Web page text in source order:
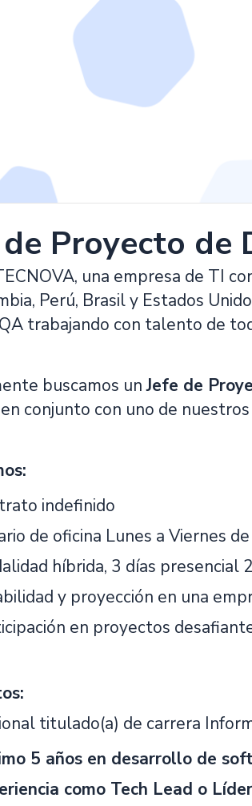
Proyecto de
una empresa de TI
Perú, Brasil y Estados
trabajando con talento de
buscamos unJefe de
conjunto con uno de
indefinido
de oficina Lunes a Viernes
híbrida, 3 días presencial
y proyección en una
en proyectos
titulado(a) de carrera
5 años en desarrollo de
como Tech Lead o